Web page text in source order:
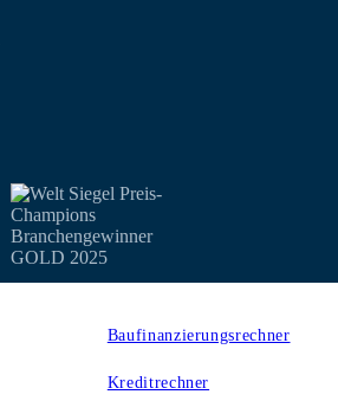
Baufinanzierungsrechner
Kreditrechner